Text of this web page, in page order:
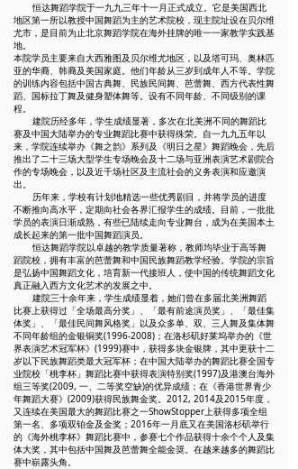
恒达舞蹈学院于一九九三年十一月正式成立。它是美国西北
地区第一所以教授中国舞蹈为主的艺术院校，现主院址设在贝尔维
尤市，是目前为止北京舞蹈学院在海外挂牌的唯一一家教学实践基
地。
本院学员主要来自大西雅图及贝尔维尤地区，以及塔可玛、奥林匹
亚的华裔、韩裔及美国家庭。他们年龄从三岁到成年人不等。学院
的训练内容包括中国古典舞、民族民间舞、芭蕾舞、西方代表性舞
蹈、国标拉丁舞及健身塑体舞等。设有不同年龄、不同级别的课
程。
建院历经多年，学生成绩显著，多次在北美洲不同的舞蹈比
赛及中国大陆举办的专业舞蹈比赛中获得殊荣。自一九九五年以
来，学院连续举办《舞之韵》系列及《明日之星》舞蹈晚会，先后
推出了二十三场大型学生专场晚会及十二场与亚洲表演艺术剧院合
作的专场晚会，以及近千场社区及主流社会的义务表演和应邀演
出。
历年来，学校有计划地精选一些优秀剧目，并将学员的进度
不断推向高水平，定期向社会各界汇报学生的成绩。目前，一批批
学员的表演日渐成熟，有些已陆续走向专业舞台，成为在美国本土
成长起来的第一批中国舞蹈演员。
恒达舞蹈学院以卓越的教学质量著称，教师均毕业于高等舞
蹈院校，拥有丰富的芭蕾舞和中国民族舞蹈教学经验。学院的宗旨
是弘扬中国舞蹈文化，培育新一代接班人，使中国的传统舞蹈文化
真正融入西方文化艺术的发展之中。
建院三十余年来，学生成绩显着，她们曾在多届北美洲舞蹈
比赛上获得过「全场最高分奖」、「最有前途演员奖」、「最佳集
体奖」、「最佳民间舞风格奖」以及众多单、双、三人舞及集体舞
不同年龄组的金银铜奖(1996-2008)；在洛杉矶好莱坞举办的《世
界表演艺术冠军杯》(1999)赛中，获得多块金银牌，其中更获十二
岁以下民族舞蹈类最大冠军杯；在中国大陆举办的舞蹈比赛全国专
业院校「桃李杯」舞蹈比赛中获得表演特别奖(1997)及港澳台海外
组三等奖(2009, 一、二等奖空缺)的优异成绩；在《香港世界青少
年舞蹈大赛》(2009)获得民族舞金奖。2012, 2014及2015年度，
又连续在美国最大的舞蹈比赛之一ShowStopper上获得多项全组
第一名、多项双铂金及金奖；2016年一月底又在美国洛杉矶举行
的《海外桃李杯》舞蹈比赛中，参赛七个作品获得十余个个人及集
体大奖，其中包括中国舞及芭蕾舞全能金奨。在越来越多的舞蹈比
赛中崭露头角。